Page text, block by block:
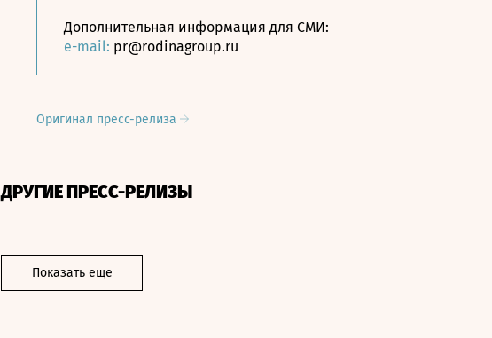
Дополнительная информация для СМИ:
e-mail: pr@rodinagroup.ru
Оригинал пресс-релиза
ДРУГИЕ ПРЕСС-РЕЛИЗЫ
Показать еще